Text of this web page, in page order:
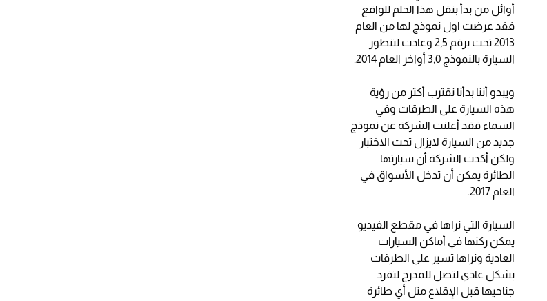
أوائل من بدأ بنقل هذا الحلم للواقع
فقد عرضت اول نموذج لها من العام
2013 تحت برقم 2,5 وعادت لتتطور
السيارة بالنموذج 3,0 أواخر العام 2014.
ويبدو أننا بدأنا نقترب أكثر من رؤية
هذه السيارة على الطرقات وفي
السماء فقد أعلنت الشركة عن نموذج
جديد من السيارة لايزال تحت الاختبار
ولكن أكدت الشركة أن سيارتها
الطائرة يمكن أن تدخل الأسواق في
العام 2017.
السيارة التي نراها في مقطع الفيديو
يمكن ركنها في أماكن السيارات
العادية ونراها تسير على الطرقات
بشكل عادي لتصل للمدرج لتفرد
جناحيها قبل الإقلاع مثل أي طائرة